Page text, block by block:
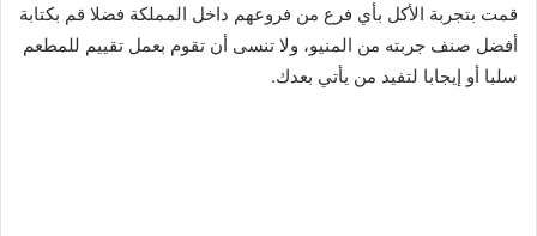
قمت بتجربة الأكل بأي فرع من فروعهم داخل المملكة فضلا قم بكتابة
أفضل صنف جربته من المنيو، ولا تنسى أن تقوم بعمل تقييم للمطعم
سلبا أو إيجابا لتفيد من يأتي بعدك.